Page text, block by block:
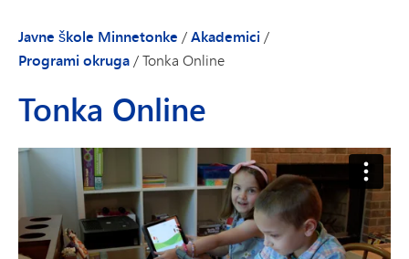
Javne škole Minnetonke /Akademici /
Programi okruga/Tonka Online
Tonka Online